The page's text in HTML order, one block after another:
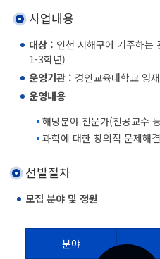
사업내용
대상 : 인천 서해구에 거주하는
1-3학년)
운영기관 : 경인교육대학교 영
운영내용
해당분야 전문가(전공교수
과학에 대한 창의적 문제해
선발절차
모집 분야 및 정원
분야